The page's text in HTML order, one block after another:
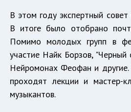
В этом году экспертный
В итоге было отобрано
Помимо молодых групп в
участие Найк Борзов, "Черный
Нейромонах Феофан и
проходят лекции и мастер-
музыкантов.